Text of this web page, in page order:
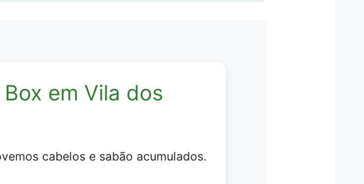
em Vila dos
cabelos e sabão acumulados.